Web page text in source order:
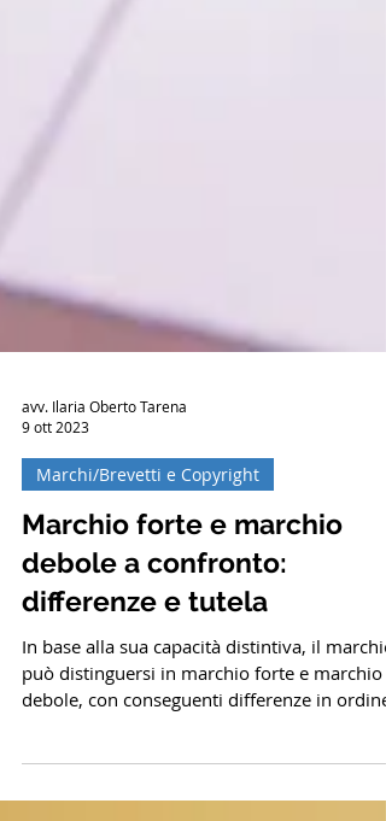
avv. Ilaria Oberto Tarena
9 ott 2023
Marchio forte e marchio
debole a confronto:
differenze e tutela
debole, con conseguenti differenze in